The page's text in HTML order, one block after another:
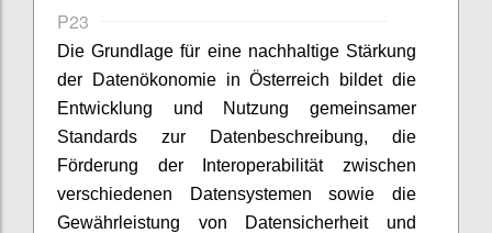
P23
Die Grundlage für eine nachhaltige Stärkung
der Datenökonomie in Österreich bildet die
Entwicklung und Nutzung gemeinsamer
Standards zur Datenbeschreibung, die
Förderung der Interoperabilität zwischen
verschiedenen Datensystemen sowie die
Gewährleistung von Datensicherheit und